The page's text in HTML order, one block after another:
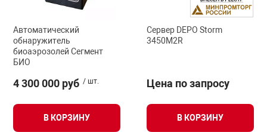
Автоматический
обнаружитель
биоаэрозолей Сегмент
БИО
4 300 000 руб / шт.
В КОРЗИНУ
Сервер DEPO Storm
3450M2R
Цена по запросу
В КОРЗИНУ